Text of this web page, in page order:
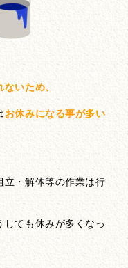
いため、
お休みになる事が多い
立・解体等の作業は行
ても休みが多くなっ